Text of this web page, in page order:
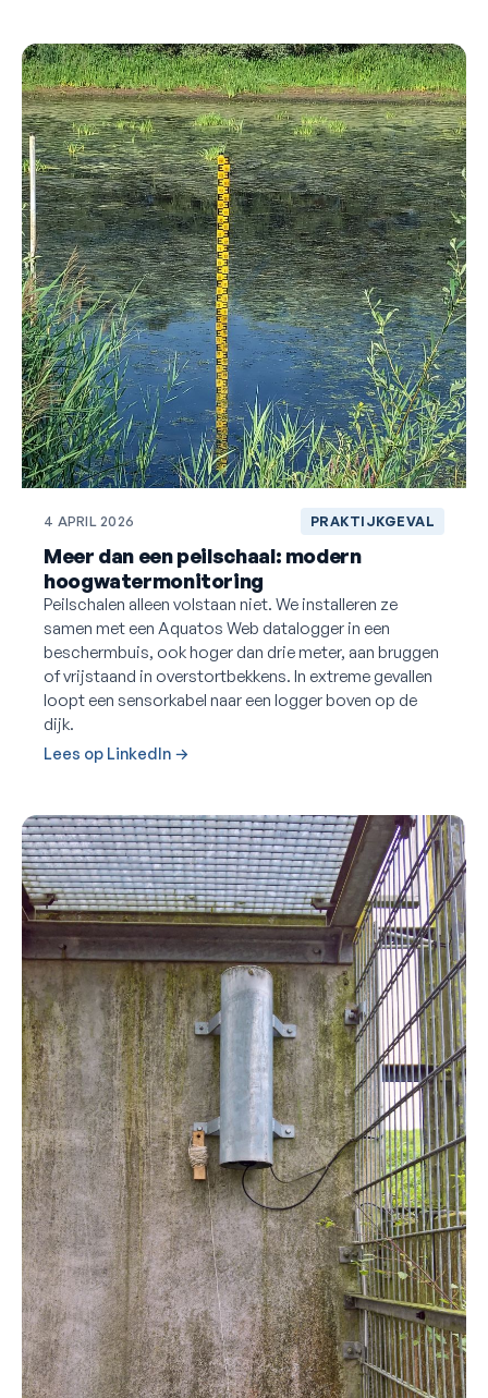
4 APRIL 2026 PRAKTIJKGEVAL
Meer dan een peilschaal: modern
hoogwatermonitoring
Peilschalen alleen volstaan niet. We installeren ze
samen met een Aquatos Web datalogger in een
beschermbuis, ook hoger dan drie meter, aan bruggen
of vrijstaand in overstortbekkens. In extreme gevallen
loopt een sensorkabel naar een logger boven op de
dijk.
Lees op LinkedIn →